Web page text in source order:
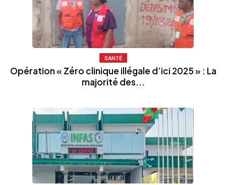
SANTÉ
Opération « Zéro clinique illégale d’ici 2025 » : La
majorité des...